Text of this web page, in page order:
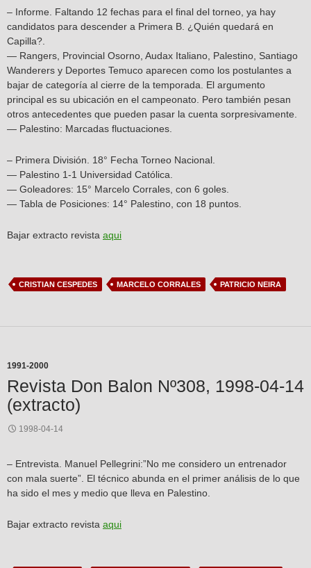
– Informe. Faltando 12 fechas para el final del torneo, ya hay
candidatos para descender a Primera B. ¿Quién quedará en
Capilla?.
— Rangers, Provincial Osorno, Audax Italiano, Palestino, Santiago
Wanderers y Deportes Temuco aparecen como los postulantes a
bajar de categoría al cierre de la temporada. El argumento
principal es su ubicación en el campeonato. Pero también pesan
otros antecedentes que pueden pasar la cuenta sorpresivamente.
— Palestino: Marcadas fluctuaciones.
– Primera División. 18° Fecha Torneo Nacional.
— Palestino 1-1 Universidad Católica.
— Goleadores: 15° Marcelo Corrales, con 6 goles.
— Tabla de Posiciones: 14° Palestino, con 18 puntos.
Bajar extracto revista aqui
CRISTIAN CESPEDES MARCELO CORRALES PATRICIO NEIRA
1991-2000
Revista Don Balon Nº308, 1998-04-14
(extracto)
1998-04-14
– Entrevista. Manuel Pellegrini:”No me considero un entrenador
con mala suerte”. El técnico abunda en el primer análisis de lo que
ha sido el mes y medio que lleva en Palestino.
Bajar extracto revista aqui